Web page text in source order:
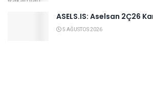
ASELS.IS: Aselsan 2Ç26
5 AĞUSTOS 2026